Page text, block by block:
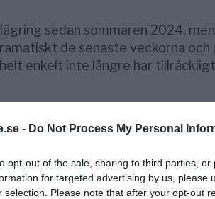
- Do Not Process My Personal
opt-out of the sale, sharing to third parties,
for targeted advertising by us, please
selection. Please note that after your opt-out
sedan sommaren 2024, men
de senaste veckorna och
enkelt inte längre har
sitt förband. I vissa fall: noll.